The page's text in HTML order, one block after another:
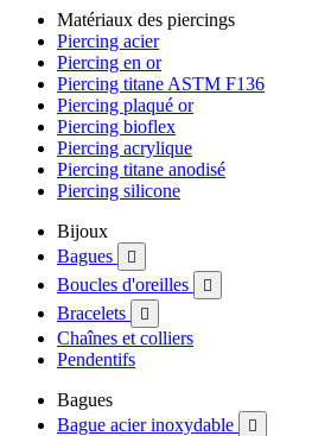
Matériaux des piercings
Piercing acier
Piercing en or
Piercing titane ASTM F136
Piercing plaqué or
Piercing bioflex
Piercing acrylique
Piercing titane anodisé
Piercing silicone
Bijoux
Bagues

Boucles d'oreilles 
Bracelets 
Chaînes et colliers
Pendentifs
Bagues
Bague acier inoxydable
